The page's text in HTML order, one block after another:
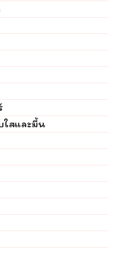
สและมี้น